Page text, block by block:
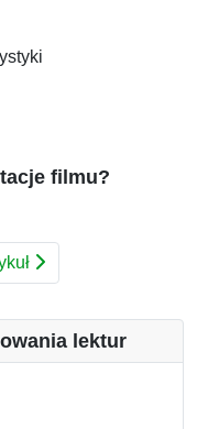
filmu?
lektur